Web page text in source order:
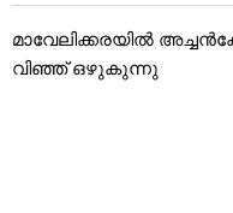
മാവേലിക്കരയിൽ
വിഞ്ഞ് ഒഴുകുന്നു